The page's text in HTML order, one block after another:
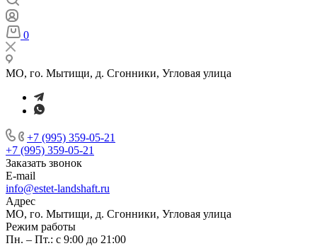
0
МО, го. Мытищи, д. Сгонники, Угловая улица
+7 (995) 359-05-21
+7 (995) 359-05-21
Заказать звонок
E-mail
info@estet-landshaft.ru
Адрес
МО, го. Мытищи, д. Сгонники, Угловая улица
Режим работы
Пн. – Пт.: с 9:00 до 21:00